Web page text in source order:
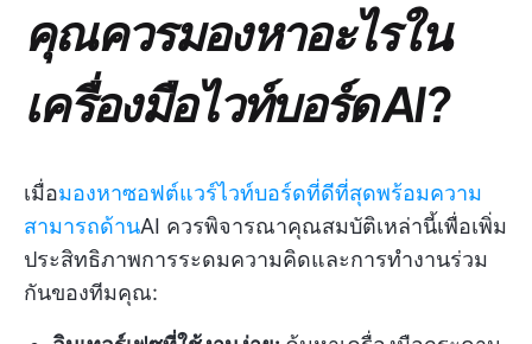
คุณควรมองหาอะไรใน
เครื่องมือไวท์บอร์ด AI?
เมื่อมองหาซอฟต์แวร์ไวท์บอร์ดที่ดีที่สุดพร้อมความ
สามารถด้านAI ควรพิจารณาคุณสมบัติเหล่านี้เพื่อเพิ่ม
ประสิทธิภาพการระดมความคิดและการทำงานร่วม
กันของทีมคุณ: